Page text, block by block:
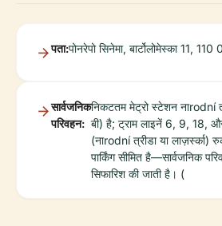
पता:पोनरेपो सिनेमा, बार्टोलोमेस्का 11,
सार्वजनिक
परिवहन:
निकटतम मेट्रो स्टेशन नाrodní
बी) है; ट्राम लाइनें 6, 9, 18,
(नाrodní त्रीडा या लाज़र्स्का)
पार्किंग सीमित है—सार्वजनिक
सिफारिश की जाती है। (